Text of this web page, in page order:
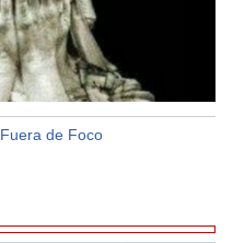
Fuera de Foco